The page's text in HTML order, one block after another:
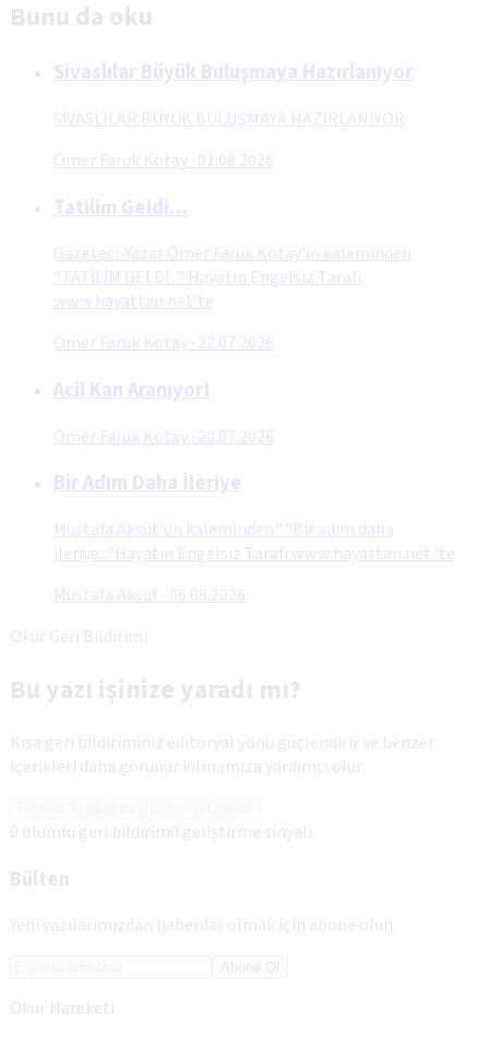
Bunu da oku
Sivaslılar Büyük Buluşmaya Hazırlanıyor
SİVASLILAR BÜYÜK BULUŞMAYA HAZIRLANIYOR
Ömer Faruk Kotay· 01.08.2026
Tatilim Geldi…
Gazeteci-Yazar Ömer Faruk Kotay’ın kaleminden
“TATİLİM GELDİ...” Hayatın Engelsiz Tarafı
www.hayattan.net’te
Ömer Faruk Kotay· 22.07.2026
Acil Kan Aranıyor!
Ömer Faruk Kotay· 20.07.2026
Bir Adım Daha İleriye
Mustafa Aksüt'ün kaleminden" "Bir adım daha
ileriye..."Hayatın Engelsiz Tarafı www.hayattan.net ‘te
Mustafa Aksüt · 06.08.2026
Okur Geri Bildirimi
Bu yazı işinize yaradı mı?
Kısa geri bildiriminiz editoryal yönü güçlendirir ve benzer
içerikleri daha görünür kılmamıza yardımcı olur.
0 olumlu geri bildirim0 geliştirme sinyali
Bülten
Yeni yazılarımızdan haberdar olmak için abone olun.
Abone Ol
Okur Hareketi